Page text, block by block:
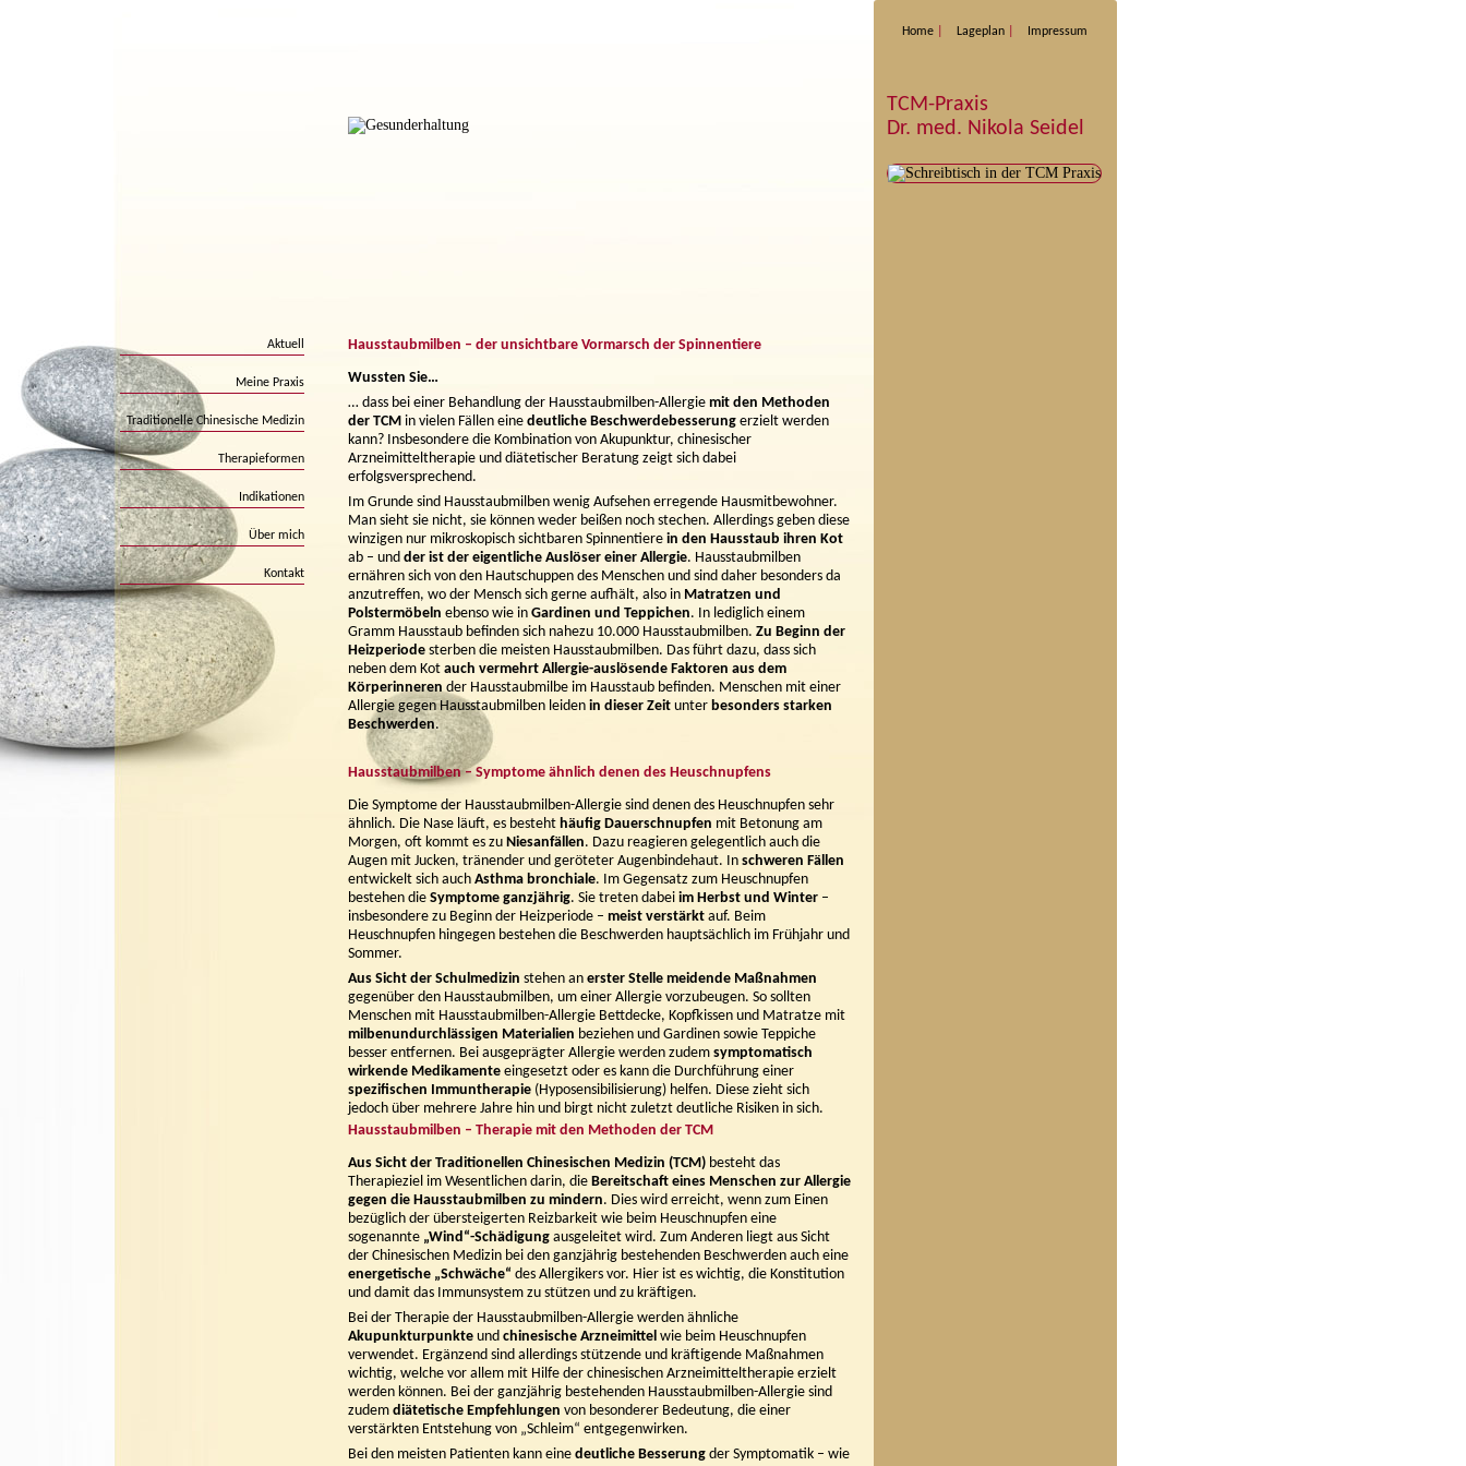
Aktuell
Meine Praxis
Traditionelle Chinesische Medizin
Therapieformen
Indikationen
Über mich
Kontakt
Hausstaubmilben – der unsichtbare Vormarsch der Spinnentiere
Wussten Sie…
… dass bei einer Behandlung der Hausstaubmilben-Allergie mit den Methoden
der TCM in vielen Fällen eine deutliche Beschwerdebesserung erzielt werden
kann? Insbesondere die Kombination von Akupunktur, chinesischer
Arzneimitteltherapie und diätetischer Beratung zeigt sich dabei
erfolgsversprechend.
Im Grunde sind Hausstaubmilben wenig Aufsehen erregende Hausmitbewohner.
Man sieht sie nicht, sie können weder beißen noch stechen. Allerdings geben diese
winzigen nur mikroskopisch sichtbaren Spinnentiere in den Hausstaub ihren Kot
ab – und der ist der eigentliche Auslöser einer Allergie. Hausstaubmilben
ernähren sich von den Hautschuppen des Menschen und sind daher besonders da
anzutreffen, wo der Mensch sich gerne aufhält, also in Matratzen und
Polstermöbeln ebenso wie in Gardinen und Teppichen. In lediglich einem
Gramm Hausstaub befinden sich nahezu 10.000 Hausstaubmilben. Zu Beginn der
Heizperiode sterben die meisten Hausstaubmilben. Das führt dazu, dass sich
neben dem Kot auch vermehrt Allergie-auslösende Faktoren aus dem
Körperinnerender Hausstaubmilbe im Hausstaub befinden. Menschen mit einer
Allergie gegen Hausstaubmilben leiden in dieser Zeit unter besonders starken
Beschwerden.
Hausstaubmilben – Symptome ähnlich denen des Heuschnupfens
Die Symptome der Hausstaubmilben-Allergie sind denen des Heuschnupfen sehr
ähnlich. Die Nase läuft, es besteht häufig Dauerschnupfen mit Betonung am
Morgen, oft kommt es zu Niesanfällen. Dazu reagieren gelegentlich auch die
Augen mit Jucken, tränender und geröteter Augenbindehaut. In schweren Fällen
entwickelt sich auch Asthma bronchiale. Im Gegensatz zum Heuschnupfen
bestehen die Symptome ganzjährig. Sie treten dabei im Herbst und Winter –
insbesondere zu Beginn der Heizperiode – meist verstärkt auf. Beim
Heuschnupfen hingegen bestehen die Beschwerden hauptsächlich im Frühjahr und
Sommer.
Aus Sicht der Schulmedizin stehen an erster Stelle meidende Maßnahmen
gegenüber den Hausstaubmilben, um einer Allergie vorzubeugen. So sollten
Menschen mit Hausstaubmilben-Allergie Bettdecke, Kopfkissen und Matratze mit
milbenundurchlässigen Materialien beziehen und Gardinen sowie Teppiche
besser entfernen. Bei ausgeprägter Allergie werden zudem symptomatisch
wirkende Medikamente eingesetzt oder es kann die Durchführung einer
spezifischen Immuntherapie (Hyposensibilisierung) helfen. Diese zieht sich
jedoch über mehrere Jahre hin und birgt nicht zuletzt deutliche Risiken in sich.
Hausstaubmilben – Therapie mit den Methoden der TCM
Aus Sicht der Traditionellen Chinesischen Medizin (TCM) besteht das
Therapieziel im Wesentlichen darin, die Bereitschaft eines Menschen zur Allergie
gegen die Hausstaubmilben zu mindern. Dies wird erreicht, wenn zum Einen
bezüglich der übersteigerten Reizbarkeit wie beim Heuschnupfen eine
sogenannte „Wind“-Schädigung ausgeleitet wird. Zum Anderen liegt aus Sicht
der Chinesischen Medizin bei den ganzjährig bestehenden Beschwerden auch eine
energetische „Schwäche“ des Allergikers vor. Hier ist es wichtig, die Konstitution
und damit das Immunsystem zu stützen und zu kräftigen.
Bei der Therapie der Hausstaubmilben-Allergie werden ähnliche
Akupunkturpunkte und chinesische Arzneimittel wie beim Heuschnupfen
verwendet. Ergänzend sind allerdings stützende und kräftigende Maßnahmen
wichtig, welche vor allem mit Hilfe der chinesischen Arzneimitteltherapie erzielt
werden können. Bei der ganzjährig bestehenden Hausstaubmilben-Allergie sind
zudem diätetische Empfehlungen von besonderer Bedeutung, die einer
verstärkten Entstehung von „Schleim“ entgegenwirken.
Bei den meisten Patienten kann eine deutliche Besserung der Symptomatik – wie
Home Lageplan Impressum
TCM-Praxis
Dr. med. Nikola Seidel